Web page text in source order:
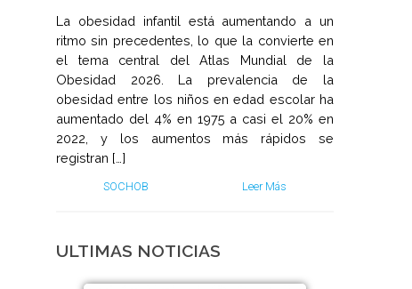
La obesidad infantil está aumentando a un
ritmo sin precedentes, lo que la convierte en
el tema central del Atlas Mundial de la
Obesidad 2026. La prevalencia de la
obesidad entre los niños en edad escolar ha
aumentado del 4% en 1975 a casi el 20% en
2022, y los aumentos más rápidos se
registran […]
SOCHOB Leer Más
ULTIMAS NOTICIAS